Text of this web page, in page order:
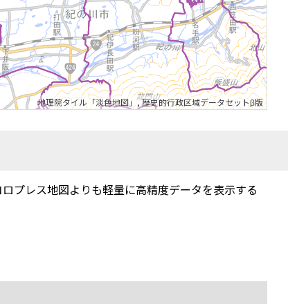
地理院タイル「淡色地図」,歴史的行政区域データセットβ版
プレス地図よりも軽量に高精度データを表示する